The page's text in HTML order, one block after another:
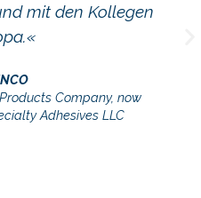
mit den Kollegen
Company, now
Adhesives LLC